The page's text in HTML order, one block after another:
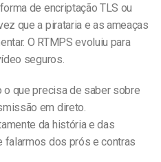
de encriptação TLS ou
que a pirataria e as ameaças
O RTMPS evoluiu para
seguros.
o que precisa de saber sobre
em direto.
da história e das
falarmos dos prós e contras